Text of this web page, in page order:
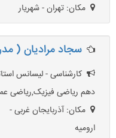
مکان: تهران - شهریار
سجاد مرادیان (
کارشناسی - لیسانس
دهم ریاضی فیزیک,ریاضی عمومی 1 دانشگاه آذربایجان
مکان: آذربایجان غربی -
ارومیه